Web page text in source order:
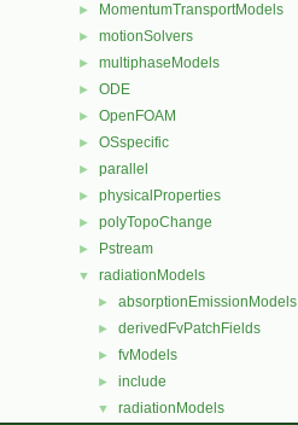
► MomentumTransportModels
► motionSolvers
► multiphaseModels
► ODE
► OpenFOAM
► OSspecific
► parallel
► physicalProperties
► polyTopoChange
► Pstream
▼ radiationModels
► absorptionEmissionModels
► derivedFvPatchFields
► fvModels
► include
▼ radiationModels